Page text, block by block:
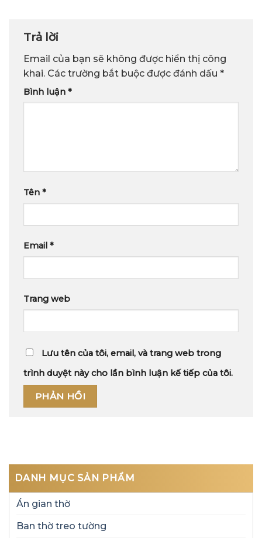
Trả lời
Email của bạn sẽ không được hiển thị công
khai. Các trường bắt buộc được đánh dấu *
Bình luận *
Tên *
Email *
Trang web
Lưu tên của tôi, email, và trang web trong
trình duyệt này cho lần bình luận kế tiếp của tôi.
DANH MỤC SẢN PHẨM
Án gian thờ
Ban thờ treo tường